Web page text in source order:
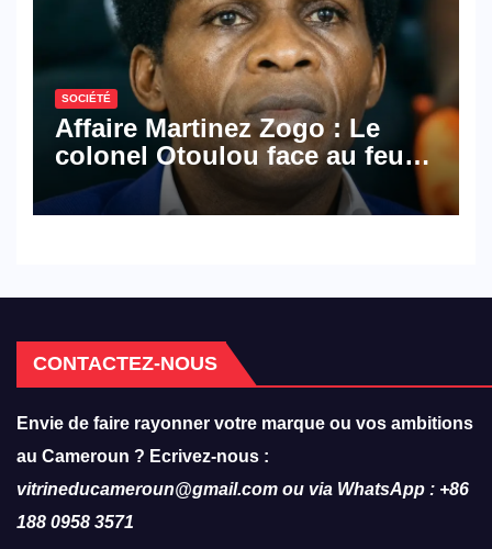
SOCIÉTÉ
Affaire Martinez Zogo : Le
colonel Otoulou face au feu
croisé des avocats de la
défense
CONTACTEZ-NOUS
Envie de faire rayonner votre marque ou vos ambitions
au Cameroun ? Ecrivez-nous :
vitrineducameroun@gmail.com ou via WhatsApp : +86
188 0958 3571